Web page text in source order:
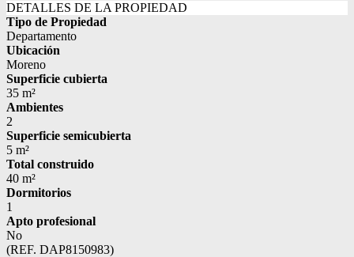
DETALLES DE LA PROPIEDAD
Tipo de Propiedad
Departamento
Ubicación
Moreno
Superficie cubierta
35 m²
Ambientes
2
Superficie semicubierta
5 m²
Total construido
40 m²
Dormitorios
1
Apto profesional
No
(REF. DAP8150983)